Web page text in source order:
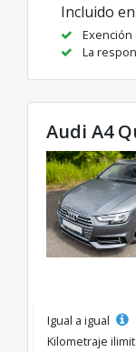
Incluido
Exención
La
Audi A4
Igual a igual
Kilometraje